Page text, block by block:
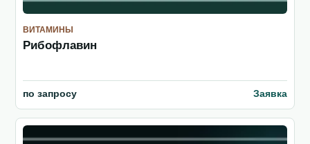
ВИТАМИНЫ
Рибофлавин
по запросу Заявка